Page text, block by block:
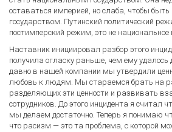
оставаться империей, но слаба, чтобы
государством. Путинский политический
постимперский режим, это не национальное
Наставник инициировал разбор этого
получила огласку раньше, чем ему удалось
давно в нашей компании мы утвердили
любовь к людям. Мы стараемся брать на
разделяющих эти ценности и развивать
сотрудников. До этого инцидента я считал
мы делаем достаточно. Теперь я понимаю
что расизм — это та проблема, с которой